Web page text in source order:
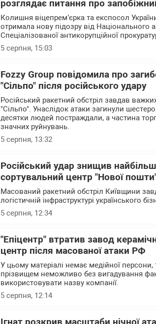
розглядає питання про
Колишня віцепрем’єрка та експосол
отримала нову підозру від Національного
Спеціалізованої антикорупційної
5 серпня, 15:03
Fozzy Group повідомила про
"Сільпо" після російського удару
Російський ракетний обстріл завдав
"Сільпо". Унаслідок атаки загинули
десятки людей постраждали, а частина
значних руйнувань.
5 серпня, 13:32
Російський удар знищив
сортувальний центр "Нової
Масований ракетний обстріл Київщини
логістичній інфраструктурі українського
5 серпня, 12:34
"Епіцентр" втратив завод
центр після масованої атаки РФ
У цьому матеріалі немає медійної
прізвищем неможливо без вигадування
використовувати назву компанії.
5 серпня, 12:14